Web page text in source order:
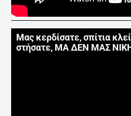
Μας κερδίσατε, σπίτια
στήσατε, ΜΑ ΔΕΝ ΜΑΣ